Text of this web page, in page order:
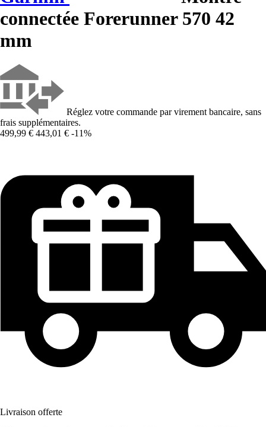
connectée Forerunner 570 42
mm
Réglez votre commande par virement bancaire, sans
frais supplémentaires.
499,99 € 443,01 € -11%
Livraison offerte